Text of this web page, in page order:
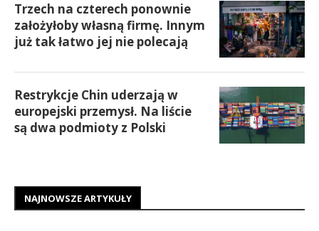
Trzech na czterech ponownie
założyłoby własną firmę. Innym
już tak łatwo jej nie polecają
Restrykcje Chin uderzają w
europejski przemysł. Na liście
są dwa podmioty z Polski
NAJNOWSZE ARTYKUŁY